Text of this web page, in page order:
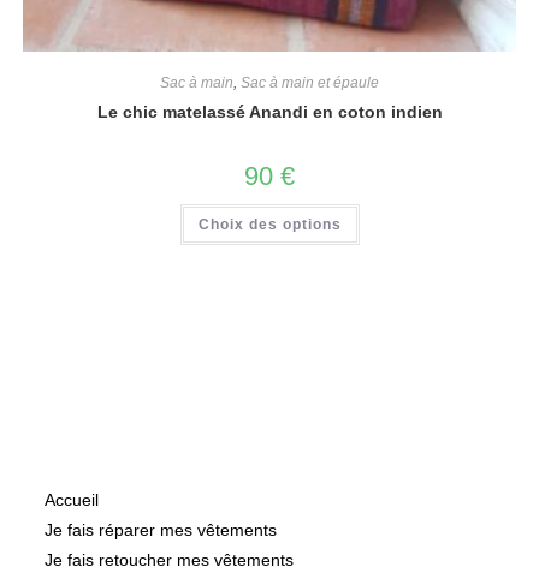
Sac à main Sac à main et épaule
Le chic matelassé Anandi en coton indien
90 €
Choix des options
Accueil
Je fais réparer mes vêtements
Je fais retoucher mes vêtements